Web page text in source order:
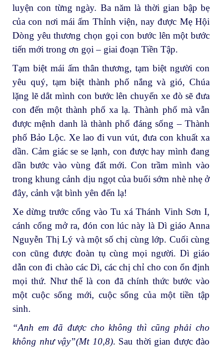
luyện con từng ngày. Ba năm là thời gian bập bẹ
của con nơi mái ấm Thỉnh viện, nay được Mẹ Hội
Dòng yêu thương chọn gọi con bước lên một bước
tiến mới trong ơn gọi – giai đoạn Tiền Tập.
Tạm biệt mái ấm thân thương, tạm biệt người con
yêu quý, tạm biệt thành phố nắng và gió, Chúa
lặng lẽ dắt mình con bước lên chuyến xe đò sẽ đưa
con đến một thành phố xa lạ. Thành phố mà vẫn
được mệnh danh là thành phố đáng sống – Thành
phố Bảo Lộc. Xe lao đi vun vút, đưa con khuất xa
dần. Cảm giác se se lạnh, con được hay mình đang
dần bước vào vùng đất mới. Con trầm mình vào
trong khung cảnh dịu ngọt của buổi sớm nhè nhẹ ở
đây, cảnh vật bình yên đến lạ!
Xe dừng trước cổng vào Tu xá Thánh Vinh Sơn I,
cánh cổng mở ra, đón con lúc này là Dì giáo Anna
Nguyễn Thị Lý và một số chị cùng lớp. Cuối cùng
con cũng được đoàn tụ cùng mọi người. Dì giáo
dẫn con đi chào các Dì, các chị chỉ cho con ổn định
mọi thứ. Như thế là con đã chính thức bước vào
một cuộc sống mới, cuộc sống của một tiền tập
sinh.
“Anh em đã được cho không thì cũng phải cho
không như vậy”(Mt 10,8). Sau thời gian được đào